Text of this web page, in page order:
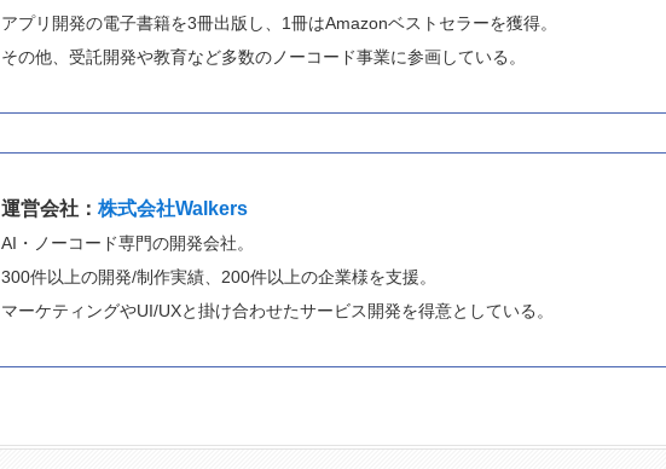
アプリ開発の電子書籍を3冊出版し、1冊はAmazonベストセラーを獲得。
その他、受託開発や教育など多数のノーコード事業に参画している。
運営会社： 株式会社Walkers
AI・ノーコード専門の開発会社。
300件以上の開発/制作実績、200件以上の企業様を支援。
マーケティングやUI/UXと掛け合わせたサービス開発を得意としている。